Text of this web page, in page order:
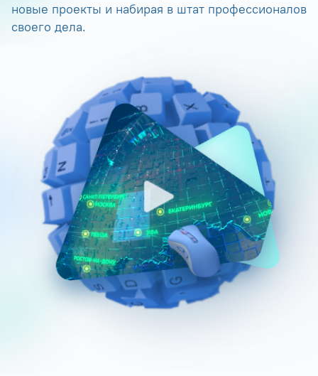
новые проекты и набирая в штат профессионалов
своего дела.